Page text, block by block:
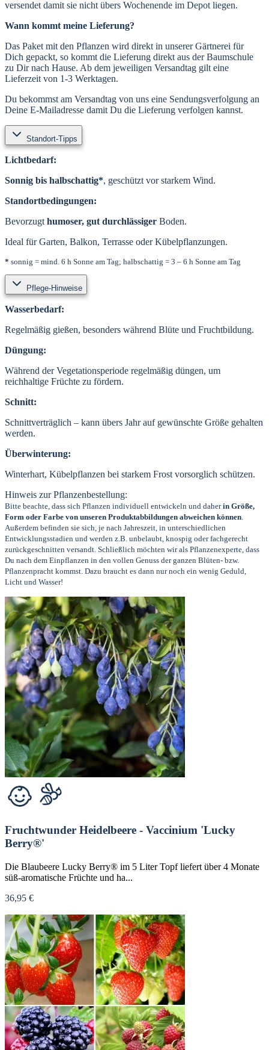
versendet damit sie nicht übers Wochenende im Depot liegen.
Wann kommt meine Lieferung?
Das Paket mit den Pflanzen wird direkt in unserer Gärtnerei für
Dich gepackt, so kommt die Lieferung direkt aus der Baumschule
zu Dir nach Hause. Ab dem jeweiligen Versandtag gilt eine
Lieferzeit von 1-3 Werktagen.
Du bekommst am Versandtag von uns eine Sendungsverfolgung an
Deine E-Mailadresse damit Du die Lieferung verfolgen kannst.
Standort-Tipps
Lichtbedarf:
Sonnig bis halbschattig*, geschützt vor starkem Wind.
Standortbedingungen:
Bevorzugthumoser, gut durchlässiger Boden.
Ideal für Garten, Balkon, Terrasse oder Kübelpflanzungen.
* sonnig = mind. 6 h Sonne am Tag; halbschattig = 3 – 6 h Sonne am Tag
Pflege-Hinweise
Wasserbedarf:
Regelmäßig gießen, besonders während Blüte und Fruchtbildung.
Düngung:
Während der Vegetationsperiode regelmäßig düngen, um
reichhaltige Früchte zu fördern.
Schnitt:
Schnittverträglich – kann übers Jahr auf gewünschte Größe gehalten
werden.
Überwinterung:
Winterhart, Kübelpflanzen bei starkem Frost vorsorglich schützen.
Hinweis zur Pflanzenbestellung:
Bitte beachte, dass sich Pflanzen individuell entwickeln und daherin Größe,
Form oder Farbe von unseren Produktabbildungen abweichen können.
Außerdem befinden sie sich, je nach Jahreszeit, in unterschiedlichen
Entwicklungsstadien und werden z.B. unbelaubt, knospig oder fachgerecht
zurückgeschnitten versandt. Schließlich möchten wir als Pflanzenexperte, dass
Du nach dem Einpflanzen in den vollen Genuss der ganzen Blüten- bzw.
Pflanzenpracht kommst. Dazu braucht es dann nur noch ein wenig Geduld,
Licht und Wasser!
Fruchtwunder Heidelbeere - Vaccinium 'Lucky
Berry®'
Die Blaubeere Lucky Berry® im 5 Liter Topf liefert über 4 Monate
süß-aromatische Früchte und ha...
36,95 €